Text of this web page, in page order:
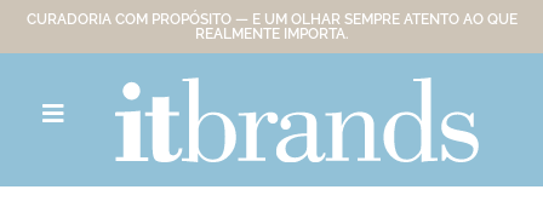
CURADORIA COM PROPÓSITO — E UM OLHAR SEMPRE ATENTO AO QUE
REALMENTE IMPORTA.